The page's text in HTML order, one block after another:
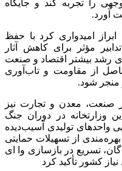
را تجربه کند و جایگاه
آورد.
امیدواری کرد با حفظ
مؤثر برای کاهش آثار
رشد بیشتر اقتصاد و صنعت
از مقاومت و تاب‌آوری
منجر شود.
صنعت، معدن و تجارت نیز
وزارتخانه در دوران جنگ
واحدهای تولیدی آسیب‌دیده
از تسهیلات حمایتی
تسریع در بازسازی وا ای
نیاز کشور تأکید کرد